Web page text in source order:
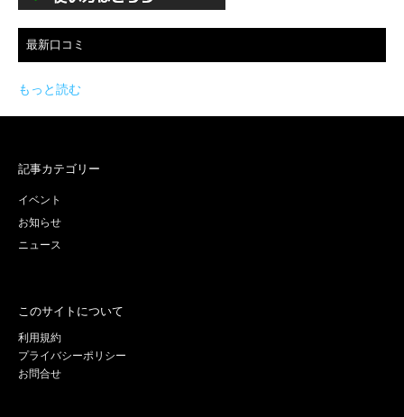
最新口コミ
もっと読む
記事カテゴリー
イベント
お知らせ
ニュース
このサイトについて
利用規約
プライバシーポリシー
お問合せ